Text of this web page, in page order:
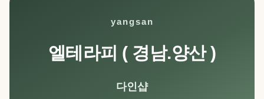
yangsan
엘테라피 ( 경남.양산 )
다인샵